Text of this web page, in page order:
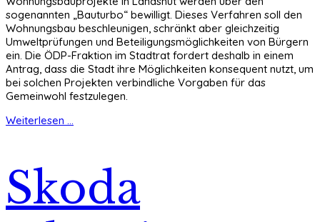
sogenannten „Bauturbo“ bewilligt. Dieses Verfahren soll den
Wohnungsbau beschleunigen, schränkt aber gleichzeitig
Umweltprüfungen und Beteiligungsmöglichkeiten von Bürgern
ein. Die ÖDP-Fraktion im Stadtrat fordert deshalb in einem
Antrag, dass die Stadt ihre Möglichkeiten konsequent nutzt, um
bei solchen Projekten verbindliche Vorgaben für das
Gemeinwohl festzulegen.
Weiterlesen ...
Skoda